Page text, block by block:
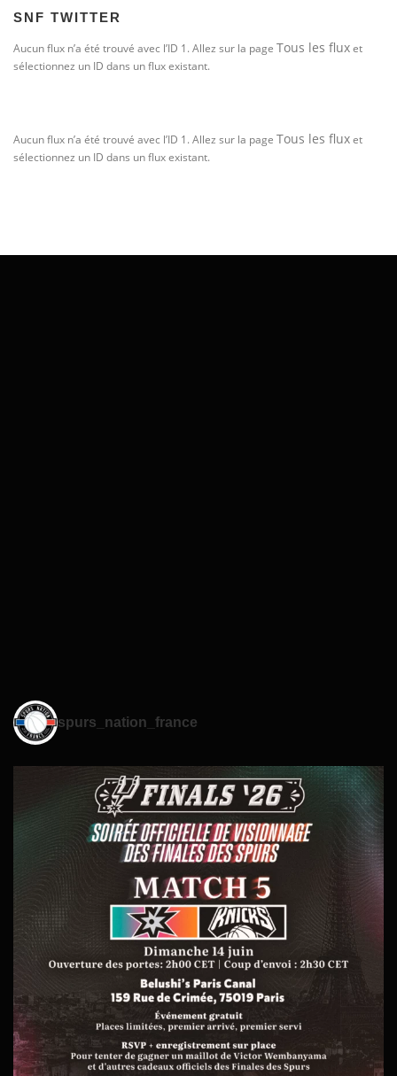
SNF TWITTER
Aucun flux n’a été trouvé avec l’ID 1. Allez sur la page Tous les fluxet
sélectionnez un ID dans un flux existant.
Aucun flux n’a été trouvé avec l’ID 1. Allez sur la page Tous les fluxet
sélectionnez un ID dans un flux existant.
spurs_nation_france